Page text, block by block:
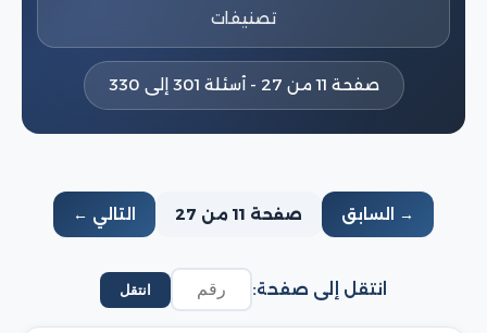
تصنيفات
صفحة 11 من 27 - أسئلة 301 إلى 330
→ السابق صفحة 11 من 27 التالي ←
انتقل إلى صفحة: انتقل